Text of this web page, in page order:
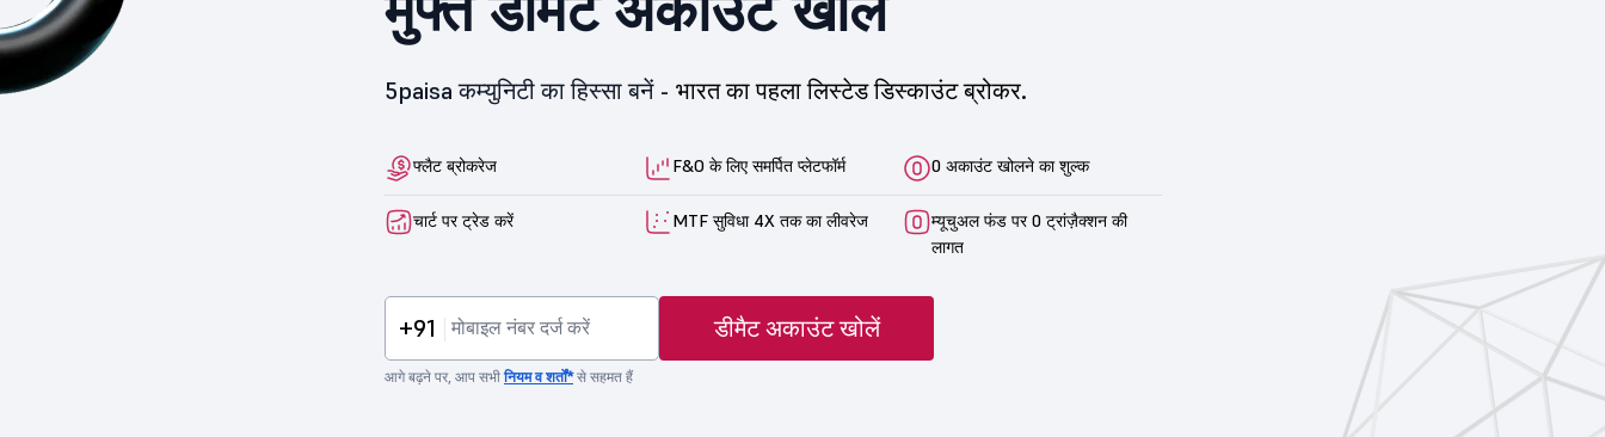
5paisa कम्युनिटी का हिस्सा बनें - भारत का पहला लिस्टेड डिस्काउंट ब्रोकर.
फ्लैट ब्रोकरेज F&O के लिए समर्पित प्लेटफॉर्म 0 अकाउंट खोलने का शुल्क
चार्ट पर ट्रेड करें MTF सुविधा 4X तक का लीवरेज
म्यूचुअल फंड पर 0 ट्रांज़ैक्शन की
लागत
+91 डीमैट अकाउंट खोलें
आगे बढ़ने पर, आप सभीनियम व शर्तों*से सहमत हैं